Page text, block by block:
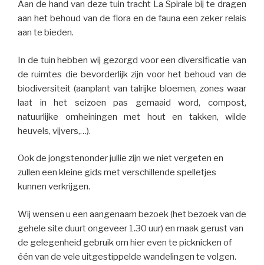
Aan de hand van deze tuin tracht La Spirale bij te dragen
aan het behoud van de flora en de fauna een zeker relais
aan te bieden.
In de tuin hebben wij gezorgd voor een diversificatie van
de ruimtes die bevorderlijk zijn voor het behoud van de
biodiversiteit (aanplant van talrijke bloemen, zones waar
laat in het seizoen pas gemaaid word, compost,
natuurlijke omheiningen met hout en takken, wilde
heuvels, vijvers,…).
Ook de jongstenonder jullie zijn we niet vergeten en
zullen een kleine gids met verschillende spelletjes
kunnen verkrijgen.
Wij wensen u een aangenaam bezoek (het bezoek van de
gehele site duurt ongeveer 1.30 uur) en maak gerust van
de gelegenheid gebruik om hier even te picknicken of
één van de vele uitgestippelde wandelingen te volgen.